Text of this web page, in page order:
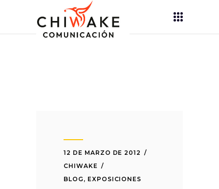
12 DE MARZO DE 2012
CHIWAKE
BLOG , EXPOSICIONES